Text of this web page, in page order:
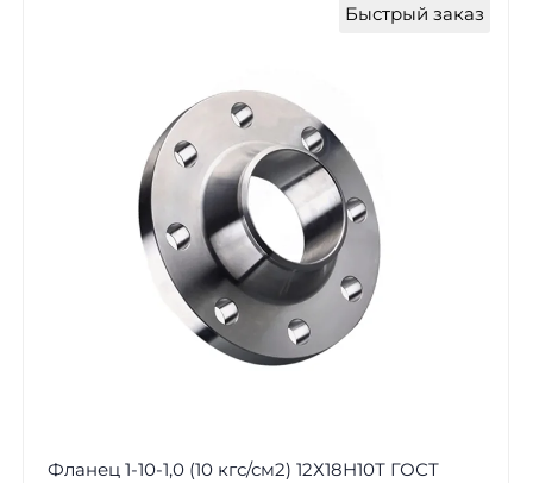
Быстрый заказ
Фланец 1-10-1,0 (10 кгс/см2) 12Х18Н10Т ГОСТ